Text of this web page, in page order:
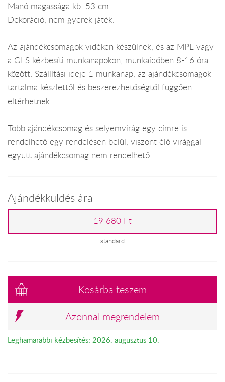
Manó magassága kb. 53 cm.
Dekoráció, nem gyerek játék.
Az ajándékcsomagok vidéken készülnek, és az MPL vagy
a GLS kézbesíti munkanapokon, munkaidőben 8-16 óra
között. Szállítási ideje 1 munkanap, az ajándékcsomagok
tartalma készlettől és beszerezhetőségtől függően
eltérhetnek.
Több ajándékcsomag és selyemvirág egy címre is
rendelhető egy rendelésen belül, viszont élő virággal
együtt ajándékcsomag nem rendelhető.
Ajándékküldés ára
19 680 Ft
standard
Kosárba teszem
Azonnal megrendelem
Leghamarabbi kézbesítés: 2026. augusztus 10.